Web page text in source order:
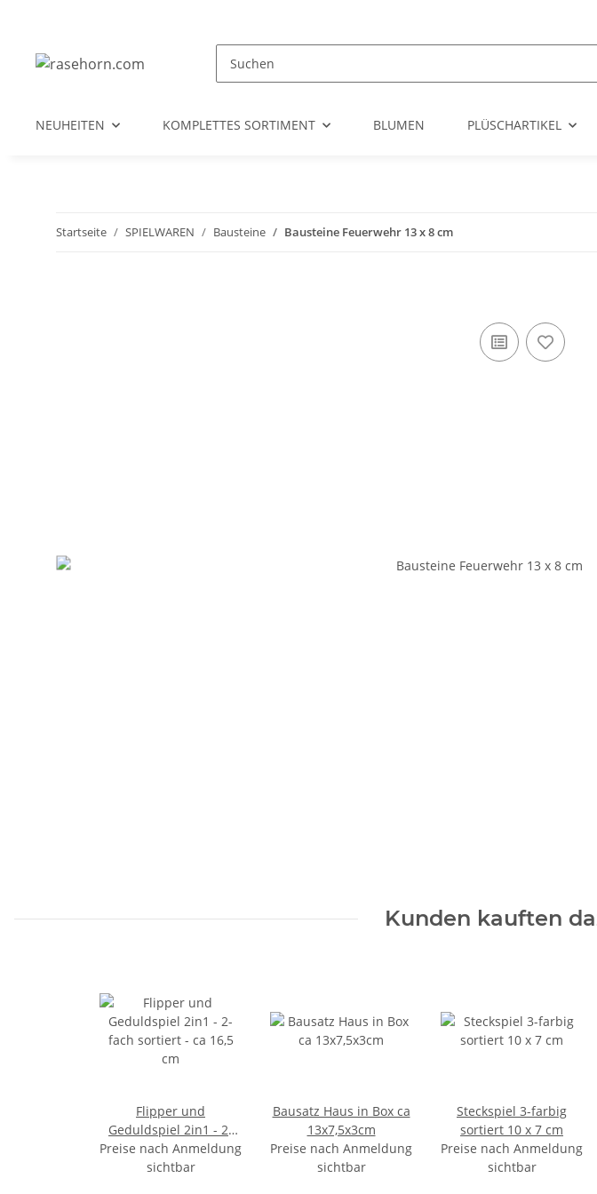
NEUHEITEN KOMPLETTES SORTIMENT BLUMEN PLÜSCHARTIKEL
Startseite SPIELWAREN Bausteine Bausteine Feuerwehr 13 x 8 cm
Kunden kauften
Flipper und
Geduldspiel 2in1 - 2-
fach sortiert - ca 16,5
cm
Preise nach Anmeldung
sichtbar
Bausatz Haus in Box ca
13x7,5x3cm
Preise nach Anmeldung
sichtbar
Steckspiel 3-farbig
sortiert 10 x 7 cm
Preise nach Anmeldung
sichtbar